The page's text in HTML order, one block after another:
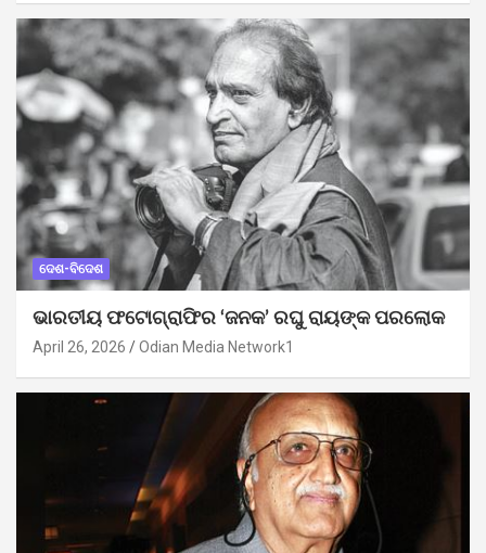
ଦେଶ-ବିଦେଶ
ଭାରତୀୟ ଫଟୋଗ୍ରାଫିର ‘ଜନକ’ ରଘୁ ରାୟଙ୍କ ପରଲୋକ
April 26, 2026 Odian Media Network1